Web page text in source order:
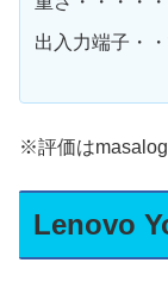
出入力端子・・
※評価は
Lenovo